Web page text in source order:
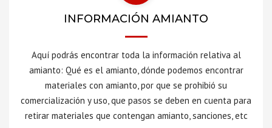
INFORMACIÓN AMIANTO
Aquí podrás encontrar toda la información relativa al
amianto: Qué es el amianto, dónde podemos encontrar
materiales con amianto, por que se prohibió su
comercialización y uso, que pasos se deben en cuenta para
retirar materiales que contengan amianto, sanciones, etc